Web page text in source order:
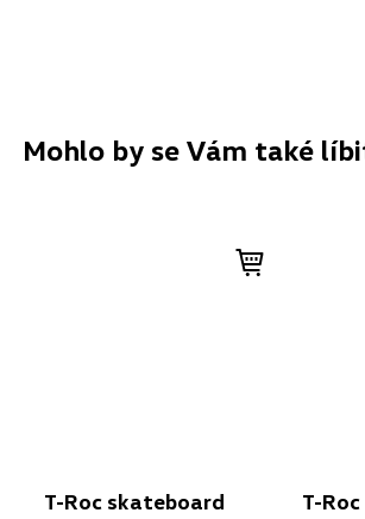
Mohlo by se Vám také
T-Roc skateboard T-